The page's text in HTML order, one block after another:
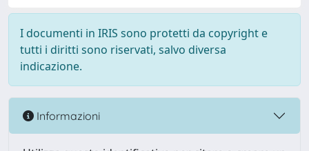
I documenti in IRIS sono protetti da copyright e
tutti i diritti sono riservati, salvo diversa
indicazione.
Informazioni